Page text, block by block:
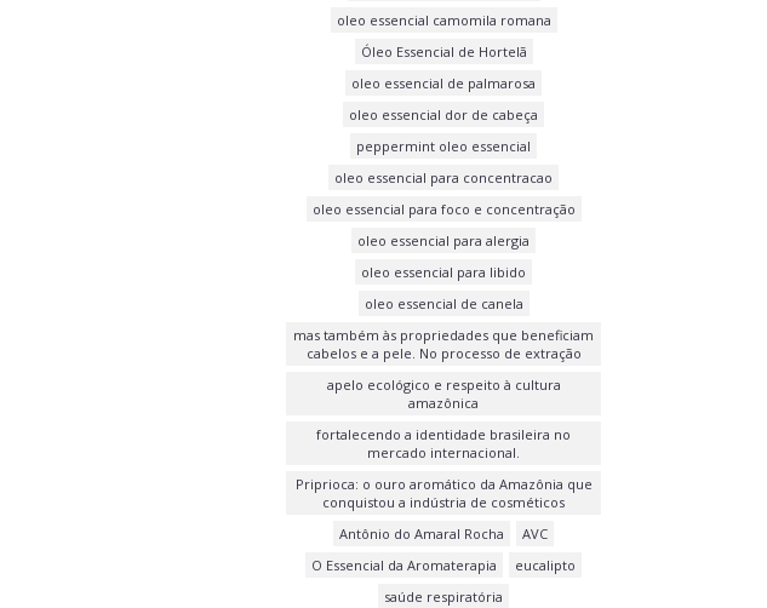
oleo essencial camomila romana
Óleo Essencial de Hortelã
oleo essencial de palmarosa
oleo essencial dor de cabeça
peppermint oleo essencial
oleo essencial para concentracao
oleo essencial para foco e concentração
oleo essencial para alergia
oleo essencial para libido
oleo essencial de canela
mas também às propriedades que beneficiam
cabelos e a pele. No processo de extração
apelo ecológico e respeito à cultura
amazônica
fortalecendo a identidade brasileira no
mercado internacional.
Priprioca: o ouro aromático da Amazônia que
conquistou a indústria de cosméticos
Antônio do Amaral Rocha
AVC
O Essencial da Aromaterapia
eucalipto
saúde respiratória